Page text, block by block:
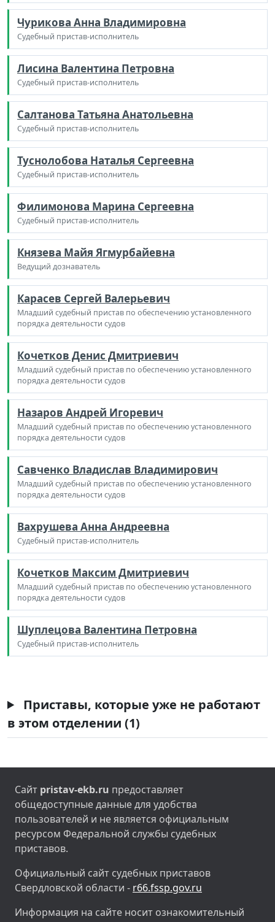
Чурикова Анна Владимировна
Судебный пристав-исполнитель
Лисина Валентина Петровна
Судебный пристав-исполнитель
Салтанова Татьяна Анатольевна
Судебный пристав-исполнитель
Туснолобова Наталья Сергеевна
Судебный пристав-исполнитель
Филимонова Марина Сергеевна
Судебный пристав-исполнитель
Князева Майя Ягмурбайевна
Ведущий дознаватель
Карасев Сергей Валерьевич
Младший судебный пристав по обеспечению установленного
порядка деятельности судов
Кочетков Денис Дмитриевич
Младший судебный пристав по обеспечению установленного
порядка деятельности судов
Назаров Андрей Игоревич
Младший судебный пристав по обеспечению установленного
порядка деятельности судов
Савченко Владислав Владимирович
Младший судебный пристав по обеспечению установленного
порядка деятельности судов
Вахрушева Анна Андреевна
Судебный пристав-исполнитель
Кочетков Максим Дмитриевич
Младший судебный пристав по обеспечению установленного
порядка деятельности судов
Шуплецова Валентина Петровна
Судебный пристав-исполнитель
Приставы, которые уже не работают
в этом отделении (1)
Сайт pristav-ekb.ru предоставляет
общедоступные данные для удобства
пользователей и не является официальным
ресурсом Федеральной службы судебных
приставов.
Официальный сайт судебных приставов
Свердловской области - r66.fssp.gov.ru
Информация на сайте носит ознакомительный